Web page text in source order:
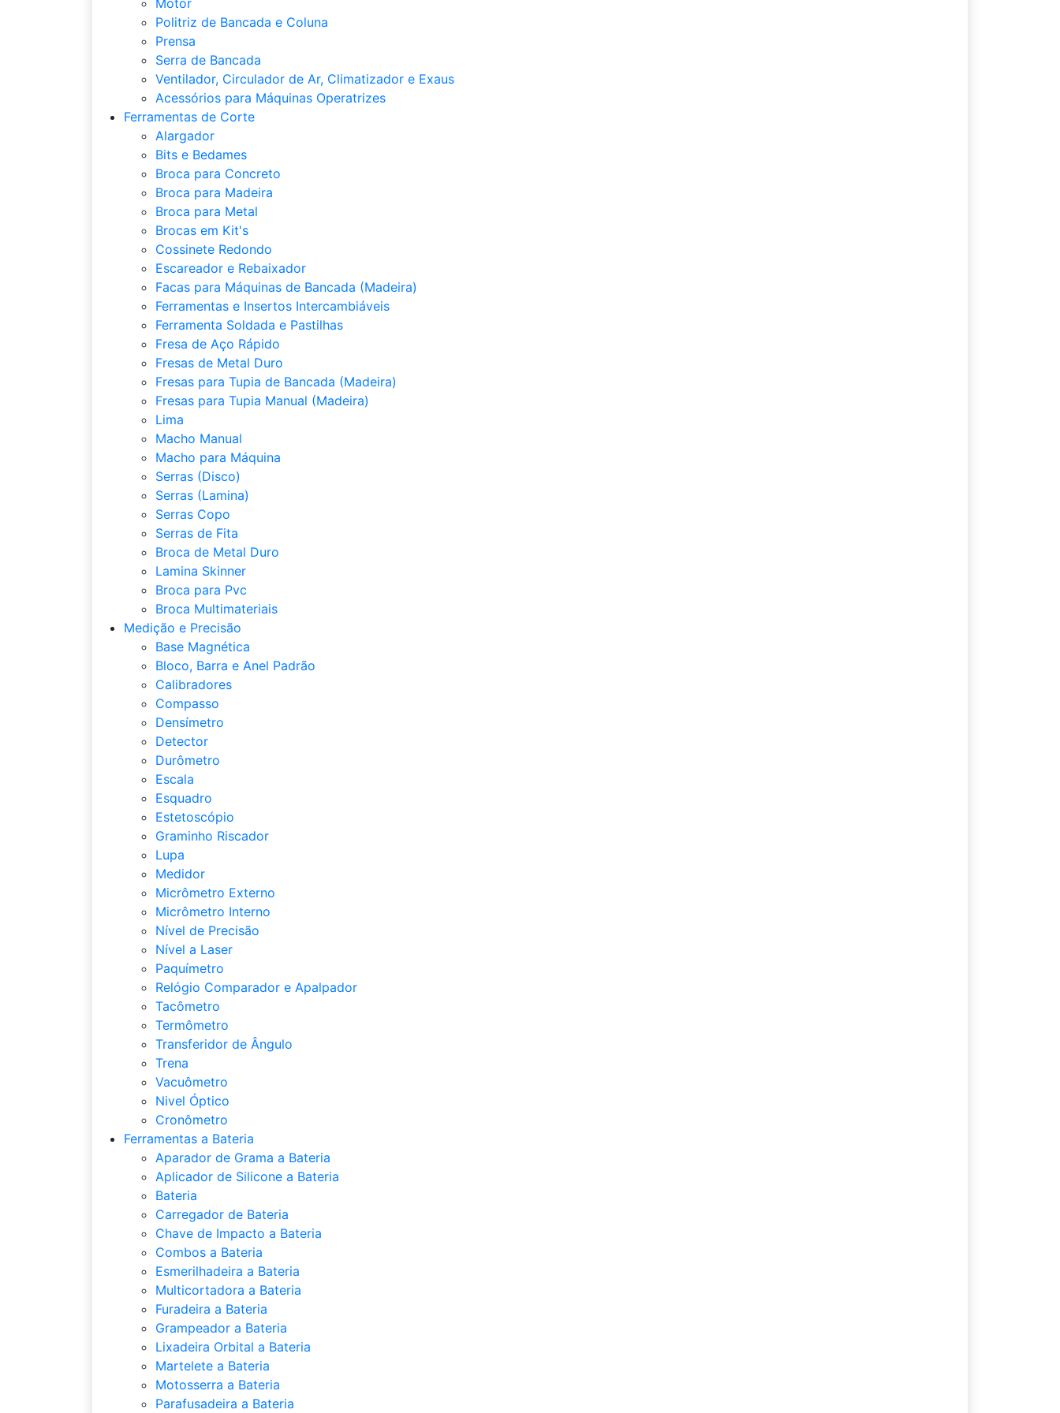
Motor
Politriz de Bancada e Coluna
Prensa
Serra de Bancada
Ventilador, Circulador de Ar, Climatizador e Exaus
Acessórios para Máquinas Operatrizes
Ferramentas de Corte
Alargador
Bits e Bedames
Broca para Concreto
Broca para Madeira
Broca para Metal
Brocas em Kit's
Cossinete Redondo
Escareador e Rebaixador
Facas para Máquinas de Bancada (Madeira)
Ferramentas e Insertos Intercambiáveis
Ferramenta Soldada e Pastilhas
Fresa de Aço Rápido
Fresas de Metal Duro
Fresas para Tupia de Bancada (Madeira)
Fresas para Tupia Manual (Madeira)
Lima
Macho Manual
Macho para Máquina
Serras (Disco)
Serras (Lamina)
Serras Copo
Serras de Fita
Broca de Metal Duro
Lamina Skinner
Broca para Pvc
Broca Multimateriais
Medição e Precisão
Base Magnética
Bloco, Barra e Anel Padrão
Calibradores
Compasso
Densímetro
Detector
Durômetro
Escala
Esquadro
Estetoscópio
Graminho Riscador
Lupa
Medidor
Micrômetro Externo
Micrômetro Interno
Nível de Precisão
Nível a Laser
Paquímetro
Relógio Comparador e Apalpador
Tacômetro
Termômetro
Transferidor de Ângulo
Trena
Vacuômetro
Nivel Óptico
Cronômetro
Ferramentas a Bateria
Aparador de Grama a Bateria
Aplicador de Silicone a Bateria
Bateria
Carregador de Bateria
Chave de Impacto a Bateria
Combos a Bateria
Esmerilhadeira a Bateria
Multicortadora a Bateria
Furadeira a Bateria
Grampeador a Bateria
Lixadeira Orbital a Bateria
Martelete a Bateria
Motosserra a Bateria
Parafusadeira a Bateria